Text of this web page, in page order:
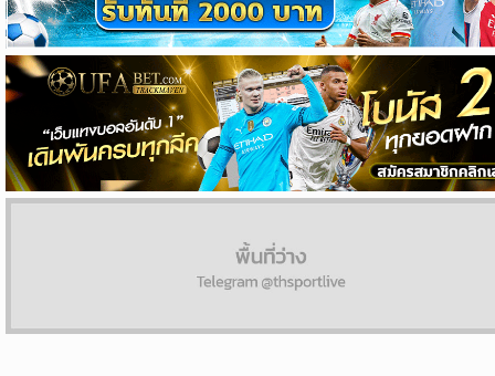
แกล
ล
งาม
ผล
©